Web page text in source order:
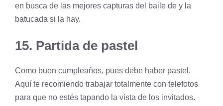
en busca de las mejores capturas del baile de y la
batucada si la hay.
15. Partida de pastel
Como buen cumpleaños, pues debe haber pastel.
Aquí te recomiendo trabajar totalmente con telefotos
para que no estés tapando la vista de los invitados.